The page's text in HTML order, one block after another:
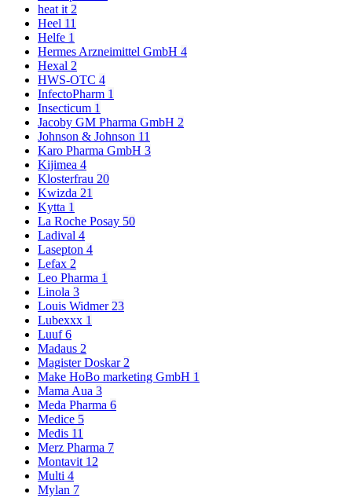
heat it 2
Heel 11
Helfe 1
Hermes Arzneimittel GmbH 4
Hexal 2
HWS-OTC 4
InfectoPharm 1
Insecticum 1
Jacoby GM Pharma GmbH 2
Johnson & Johnson 11
Karo Pharma GmbH 3
Kijimea 4
Klosterfrau 20
Kwizda 21
Kytta 1
La Roche Posay 50
Ladival 4
Lasepton 4
Lefax 2
Leo Pharma 1
Linola 3
Louis Widmer 23
Lubexxx 1
Luuf6
Madaus 2
Magister Doskar 2
Make HoBo marketing GmbH 1
Mama Aua 3
Meda Pharma 6
Medice 5
Medis 11
Merz Pharma 7
Montavit 12
Multi 4
Mylan 7